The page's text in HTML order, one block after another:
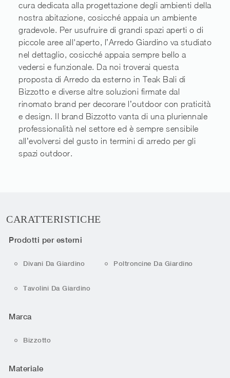
cura dedicata alla progettazione degli ambienti della
nostra abitazione, cosicché appaia un ambiente
gradevole. Per usufruire di grandi spazi aperti o di
piccole aree all'aperto, l’Arredo Giardino va studiato
nel dettaglio, cosicché appaia sempre bello a
vedersi e funzionale. Da noi troverai questa
proposta di Arredo da esterno in Teak Bali di
Bizzotto e diverse altre soluzioni firmate dal
rinomato brand per decorare l’outdoor con praticità
e design. Il brand Bizzotto vanta di una pluriennale
professionalità nel settore ed è sempre sensibile
all’evolversi del gusto in termini di arredo per gli
spazi outdoor.
CARATTERISTICHE
Prodotti per esterni
Divani Da Giardino Poltroncine Da Giardino
Tavolini Da Giardino
Marca
Bizzotto
Materiale